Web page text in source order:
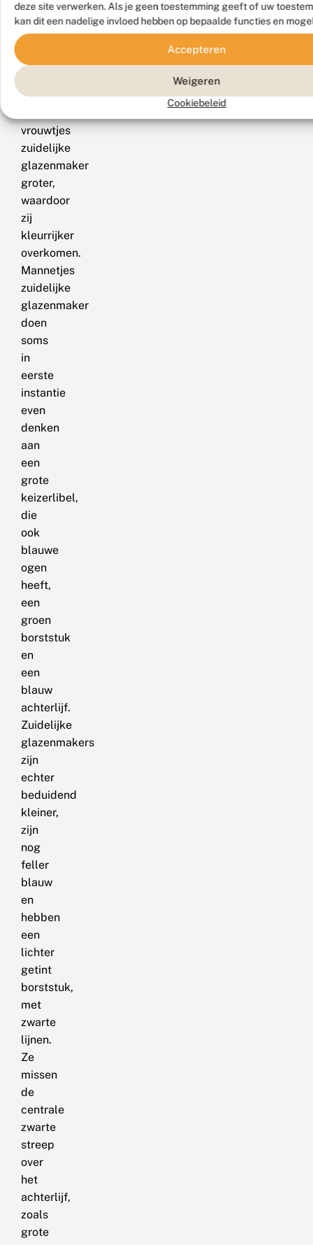
deze site verwerken. Als je geen toestemming geeft of uw
kan dit een nadelige invloed hebben op bepaalde functies en
Accepteren
Weigeren
Cookiebeleid
De
gele
groene
zijn
vrouwtjes
zuidelijke
glazenmaker
groter,
waardoor
zij
kleurrijker
overkomen.
Mannetjes
zuidelijke
glazenmaker
doen
soms
in
eerste
instantie
even
denken
aan
een
grote
keizerlibel,
die
ook
blauwe
ogen
heeft,
een
groen
borststuk
en
een
blauw
achterlijf.
Zuidelijke
glazenmakers
zijn
echter
beduidend
kleiner,
zijn
nog
feller
blauw
en
hebben
een
lichter
getint
borststuk,
met
zwarte
lijnen.
Ze
missen
de
centrale
zwarte
streep
over
het
achterlijf,
zoals
grote